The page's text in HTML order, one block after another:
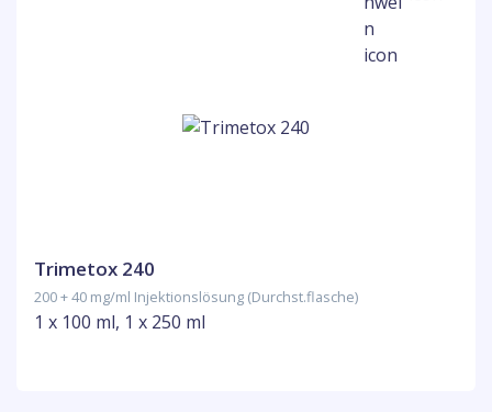
Trimetox 240
200 + 40 mg/ml Injektionslösung (Durchst.flasche)
1 x 100 ml, 1 x 250 ml